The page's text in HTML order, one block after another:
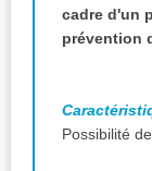
cadre d'un
prévention
Possibilité